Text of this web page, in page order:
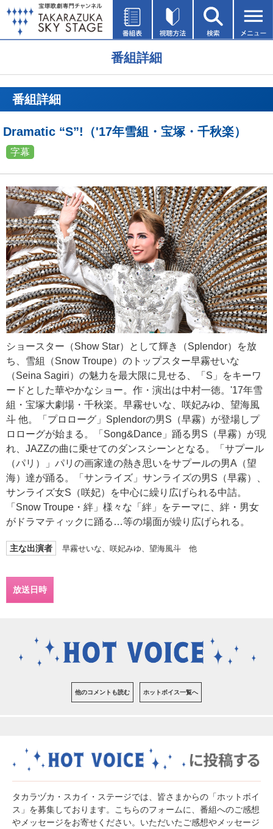
番組詳細
番組詳細
Dramatic “S”!（'17年雪組・宝塚・千秋楽）
字幕
ショースター（Show Star）として輝き（Splendor）を放
ち、雪組（Snow Troupe）のトップスター早霧せいな
（Seina Sagiri）の魅力を最大限に見せる、「S」をキーワ
ードとした華やかなショー。作・演出は中村一徳。'17年雪
組・宝塚大劇場・千秋楽。早霧せいな、咲妃みゆ、望海風
斗 他。「プロローグ」Splendorの男S（早霧）が登場しプ
ロローグが始まる。「Song&Dance」踊る男S（早霧）が現
れ、JAZZの曲に乗せてのダンスシーンとなる。「サプール
（パリ）」パリの画家達の熱き思いをサプールの男A（望
海）達が踊る。「サンライズ」サンライズの男S（早霧）、
サンライズ女S（咲妃）を中心に繰り広げられる中詰。
「Snow Troupe・絆」様々な「絆」をテーマに、絆・男女
がドラマティックに踊る…等の場面が繰り広げられる。
主な出演者 早霧せいな、咲妃みゆ、望海風斗 他
放送日時
他のコメントも読む ホットボイス一覧へ
タカラヅカ・スカイ・ステージでは、皆さまからの「ホットボイ
ス」を募集しております。こちらのフォームに、番組へのご感想
やメッセージをお寄せください。いただいたご感想やメッセージ